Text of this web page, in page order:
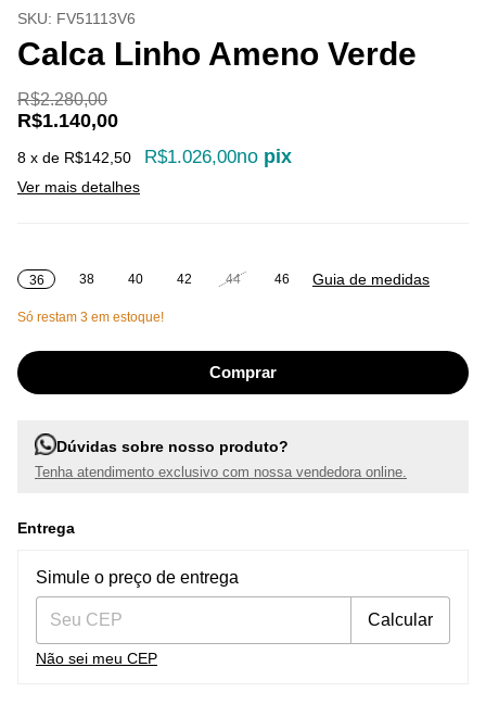
SKU: FV51113V6
Calca Linho Ameno Verde
R$2.280,00
R$1.140,00
8 x de R$142,50 R$1.026,00no pix
Ver mais detalhes
36 38 40 42 44 46 Guia de medidas
Só restam 3 em estoque!
Dúvidas sobre nosso produto?
Tenha atendimento exclusivo com nossa vendedora online.
Entrega
Entregas para o CEP:
Simule o preço de entrega
Calcular
Não sei meu CEP